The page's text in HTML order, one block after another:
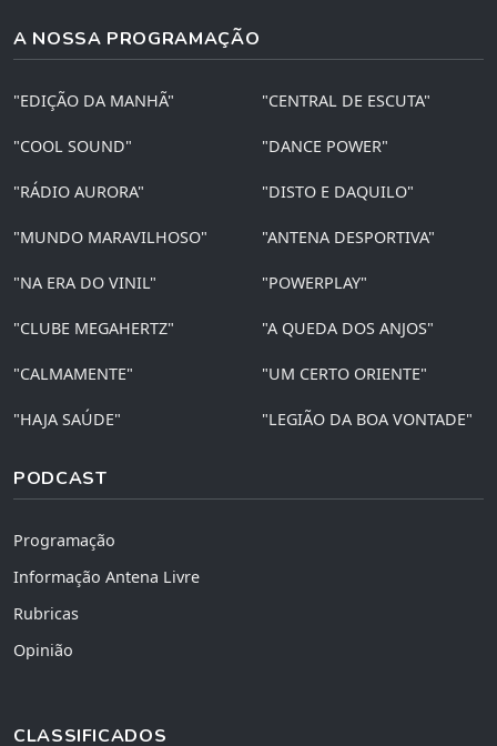
A NOSSA PROGRAMAÇÃO
"EDIÇÃO DA MANHÃ" "CENTRAL DE ESCUTA"
"COOL SOUND" "DANCE POWER"
"RÁDIO AURORA" "DISTO E DAQUILO"
"MUNDO MARAVILHOSO" "ANTENA DESPORTIVA"
"NA ERA DO VINIL" "POWERPLAY"
"CLUBE MEGAHERTZ" "A QUEDA DOS ANJOS"
"CALMAMENTE" "UM CERTO ORIENTE"
"HAJA SAÚDE" "LEGIÃO DA BOA VONTADE"
PODCAST
Programação
Informação Antena Livre
Rubricas
Opinião
CLASSIFICADOS